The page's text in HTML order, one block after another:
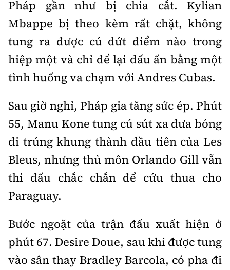
Tổng biên tập: Nguyễn Thị Hồng Nga
Phó Tổng biên tập:Nguyễn Sơn Tùng,
Nguyễn Đức Thắng, La Đức Hùng
Hotline:
0901 514 799
Quảng cáo và Phát hành:
bandoc@baoxaydung.vn
Cấm sao chép dưới mọi hình thức nếu không có sự
chấp thuận bằng văn bản.
soạn
Pháp gần như bị chia cắt. Kylian
Mbappe bị theo kèm rất chặt, không
tung ra được cú dứt điểm nào trong
hiệp một và chỉ để lại dấu ấn bằng một
tình huống va chạm với Andres Cubas.
Sau giờ nghỉ, Pháp gia tăng sức ép. Phút
55, Manu Kone tung cú sút xa đưa bóng
đi trúng khung thành đầu tiên của Les
Bleus, nhưng thủ môn Orlando Gill vẫn
thi đấu chắc chắn để cứu thua cho
Paraguay.
Bước ngoặt của trận đấu xuất hiện ở
phút 67. Desire Doue, sau khi được tung
vào sân thay Bradley Barcola, có pha đi